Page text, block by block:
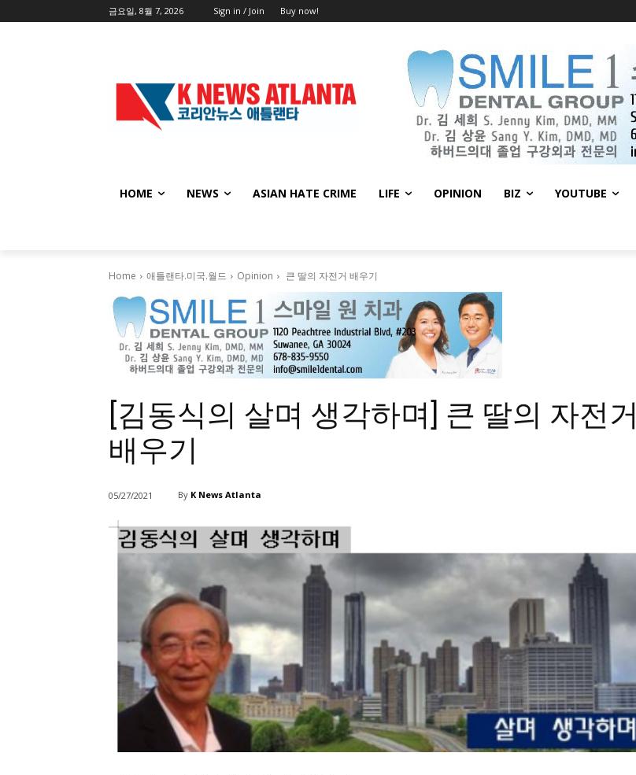
금요일, 8월 7, 2026 Sign in / Join Buy now!
HOME NEWS ASIAN HATE CRIME LIFE OPINION BIZ YOUTUBE
Home 애틀랜타.미국.월드 Opinion 큰 딸의 자전거 배우기
[김동식의 살며 생각하며] 큰 딸의 자전거
배우기
05/27/2021 By K News Atlanta